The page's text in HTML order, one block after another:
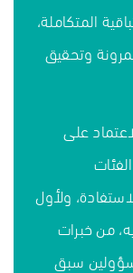
المتكاملة،
وتحقيق
على
ولأول
من خبرات
سبق